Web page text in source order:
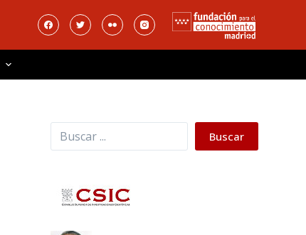
Buscar Buscar